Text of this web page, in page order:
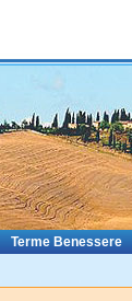
Terme Benessere